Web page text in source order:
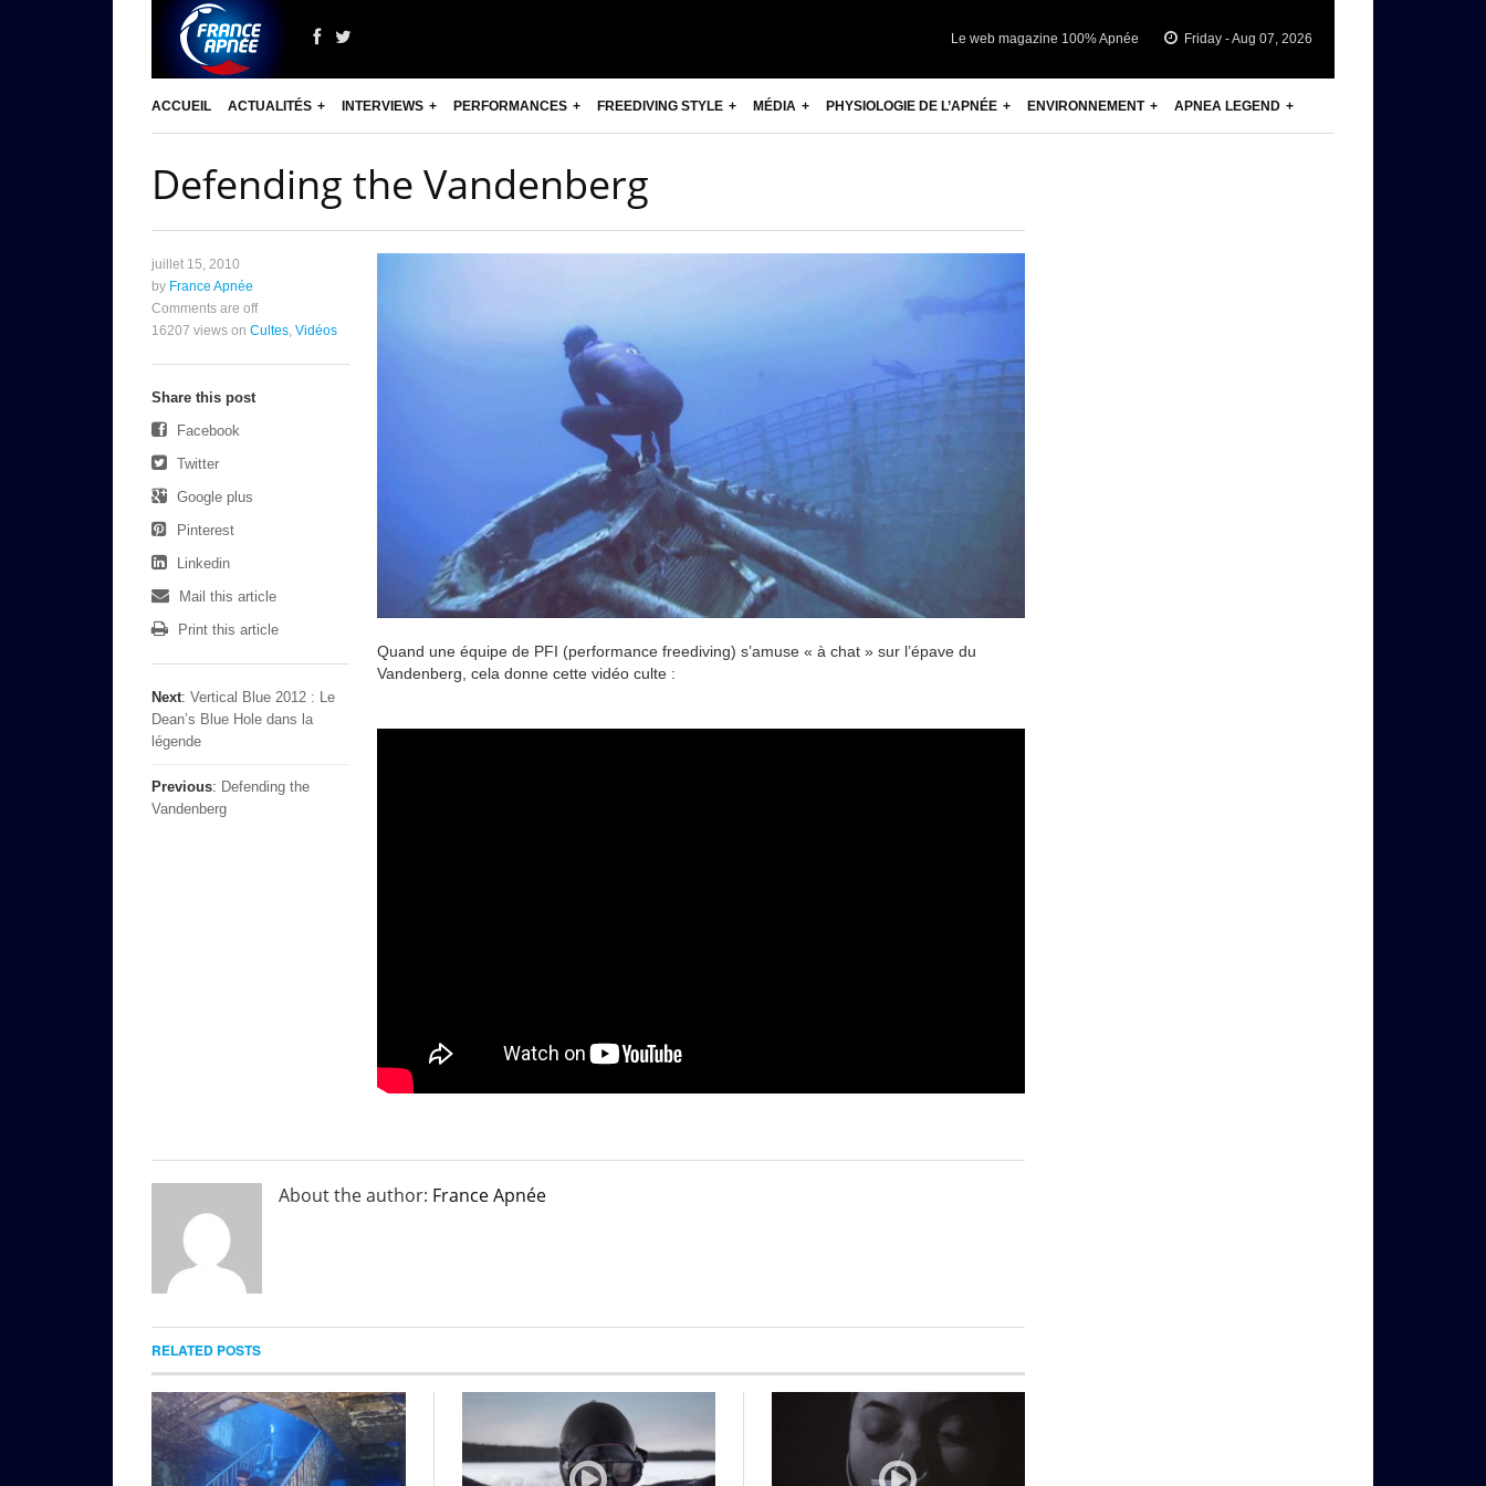
Le web magazine 100% Apnée Friday - Aug 07, 2026
ACCUEIL ACTUALITÉS INTERVIEWS PERFORMANCES FREEDIVING STYLE MÉDIA PHYSIOLOGIE DE L’APNÉE ENVIRONNEMENT APNEA LEGEND
Defending the Vandenberg
Quand une équipe de PFI (performance freediving) s’amuse « à chat » sur l’épave du
Vandenberg, cela donne cette vidéo culte :
juillet 15, 2010
by France Apnée
Comments are off
16207 views on Cultes, Vidéos
Share this post
Facebook
Twitter
Google plus
Pinterest
Linkedin
Mail this article
Print this article
Next: Vertical Blue 2012 : Le
Dean’s Blue Hole dans la
légende
Previous: Defending the
Vandenberg
About the author: France Apnée
RELATED POSTS